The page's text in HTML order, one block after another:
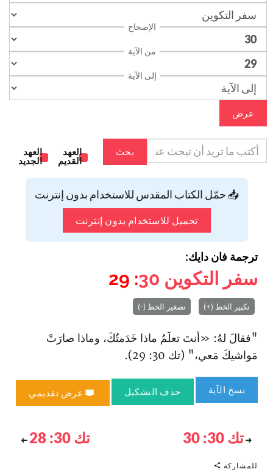
الإصحاح
من الآية
إلى الآية
عرض
بحث
العهد
القديم
العهد
الجديد
📥 حمّل الكتاب المقدس للاستخدام بدون إنترنت
تحميل للاستخدام بدون إنترنت
ترجمة فان دايك:
سفر التكوين 30
: 29
تكبير الخط (+) تصغير الخط (-)
"فقالَ لهُ: «أنتَ تعلَمُ ماذا خَدَمتُكَ، وماذا صارَتْ
مَواشيكَ مَعي،" (تك 30: 29).
نسخ الآية حذف التشكيل عرض تقديمي
تك 30: 30 تك 30: 28
للمشاركة